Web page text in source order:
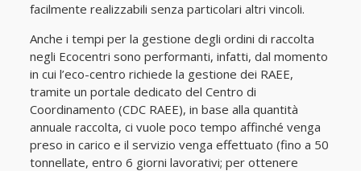
facilmente realizzabili senza particolari altri vincoli.
Anche i tempi per la gestione degli ordini di raccolta
negli Ecocentri sono performanti, infatti, dal momento
in cui l’eco-centro richiede la gestione dei RAEE,
tramite un portale dedicato del Centro di
Coordinamento (CDC RAEE), in base alla quantità
annuale raccolta, ci vuole poco tempo affinché venga
preso in carico e il servizio venga effettuato (fino a 50
tonnellate, entro 6 giorni lavorativi; per ottenere